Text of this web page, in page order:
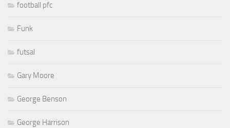
football pfc
Funk
futsal
Gary Moore
George Benson
George Harrison